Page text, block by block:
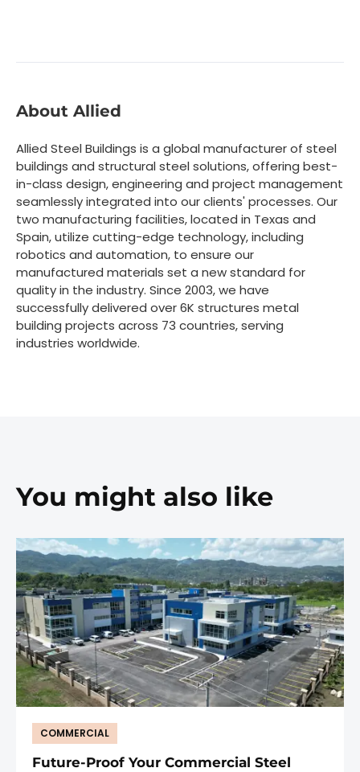
About Allied
Allied Steel Buildings is a global manufacturer of steel
buildings and structural steel solutions, offering best-
in-class design, engineering and project management
seamlessly integrated into our clients' processes. Our
two manufacturing facilities, located in Texas and
Spain, utilize cutting-edge technology, including
robotics and automation, to ensure our
manufactured materials set a new standard for
quality in the industry. Since 2003, we have
successfully delivered over 6K structures metal
building projects across 73 countries, serving
industries worldwide.
You might also like
COMMERCIAL
Future-Proof Your Commercial Steel